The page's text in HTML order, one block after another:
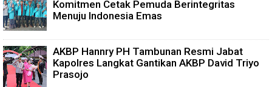
Komitmen Cetak Pemuda Berintegritas
Menuju Indonesia Emas
AKBP Hannry PH Tambunan Resmi Jabat
Kapolres Langkat Gantikan AKBP David Triyo
Prasojo